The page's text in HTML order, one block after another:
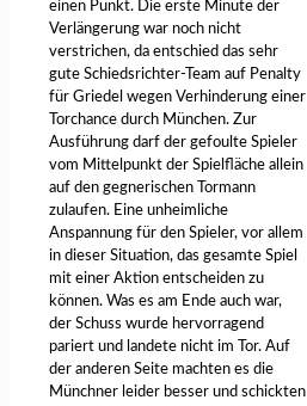
einen Punkt. Die erste Minute der
Verlängerung war noch nicht
verstrichen, da entschied das sehr
gute Schiedsrichter-Team auf Penalty
für Griedel wegen Verhinderung einer
Torchance durch München. Zur
Ausführung darf der gefoulte Spieler
vom Mittelpunkt der Spielfläche allein
auf den gegnerischen Tormann
zulaufen. Eine unheimliche
Anspannung für den Spieler, vor allem
in dieser Situation, das gesamte Spiel
mit einer Aktion entscheiden zu
können. Was es am Ende auch war,
der Schuss wurde hervorragend
pariert und landete nicht im Tor. Auf
der anderen Seite machten es die
Münchner leider besser und schickten